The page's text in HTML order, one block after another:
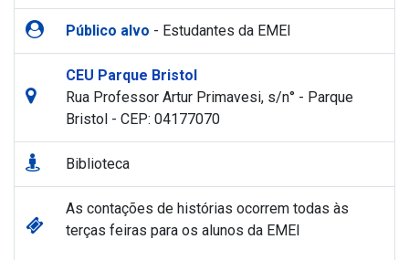
Público alvo - Estudantes da EMEI
CEU Parque Bristol
Rua Professor Artur Primavesi, s/n° - Parque
Bristol - CEP: 04177070
Biblioteca
As contações de histórias ocorrem todas às
terças feiras para os alunos da EMEI